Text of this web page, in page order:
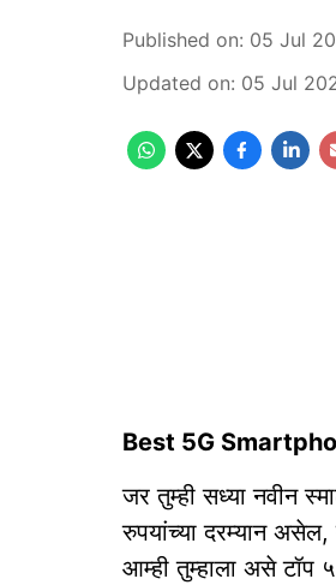
Published on: 05 Jul
Updated on: 05 Jul
Best 5G
जर तुम्ही सध्या नवीन
रुपयांच्या दरम्यान
आम्ही तुम्हाला असे टॉप